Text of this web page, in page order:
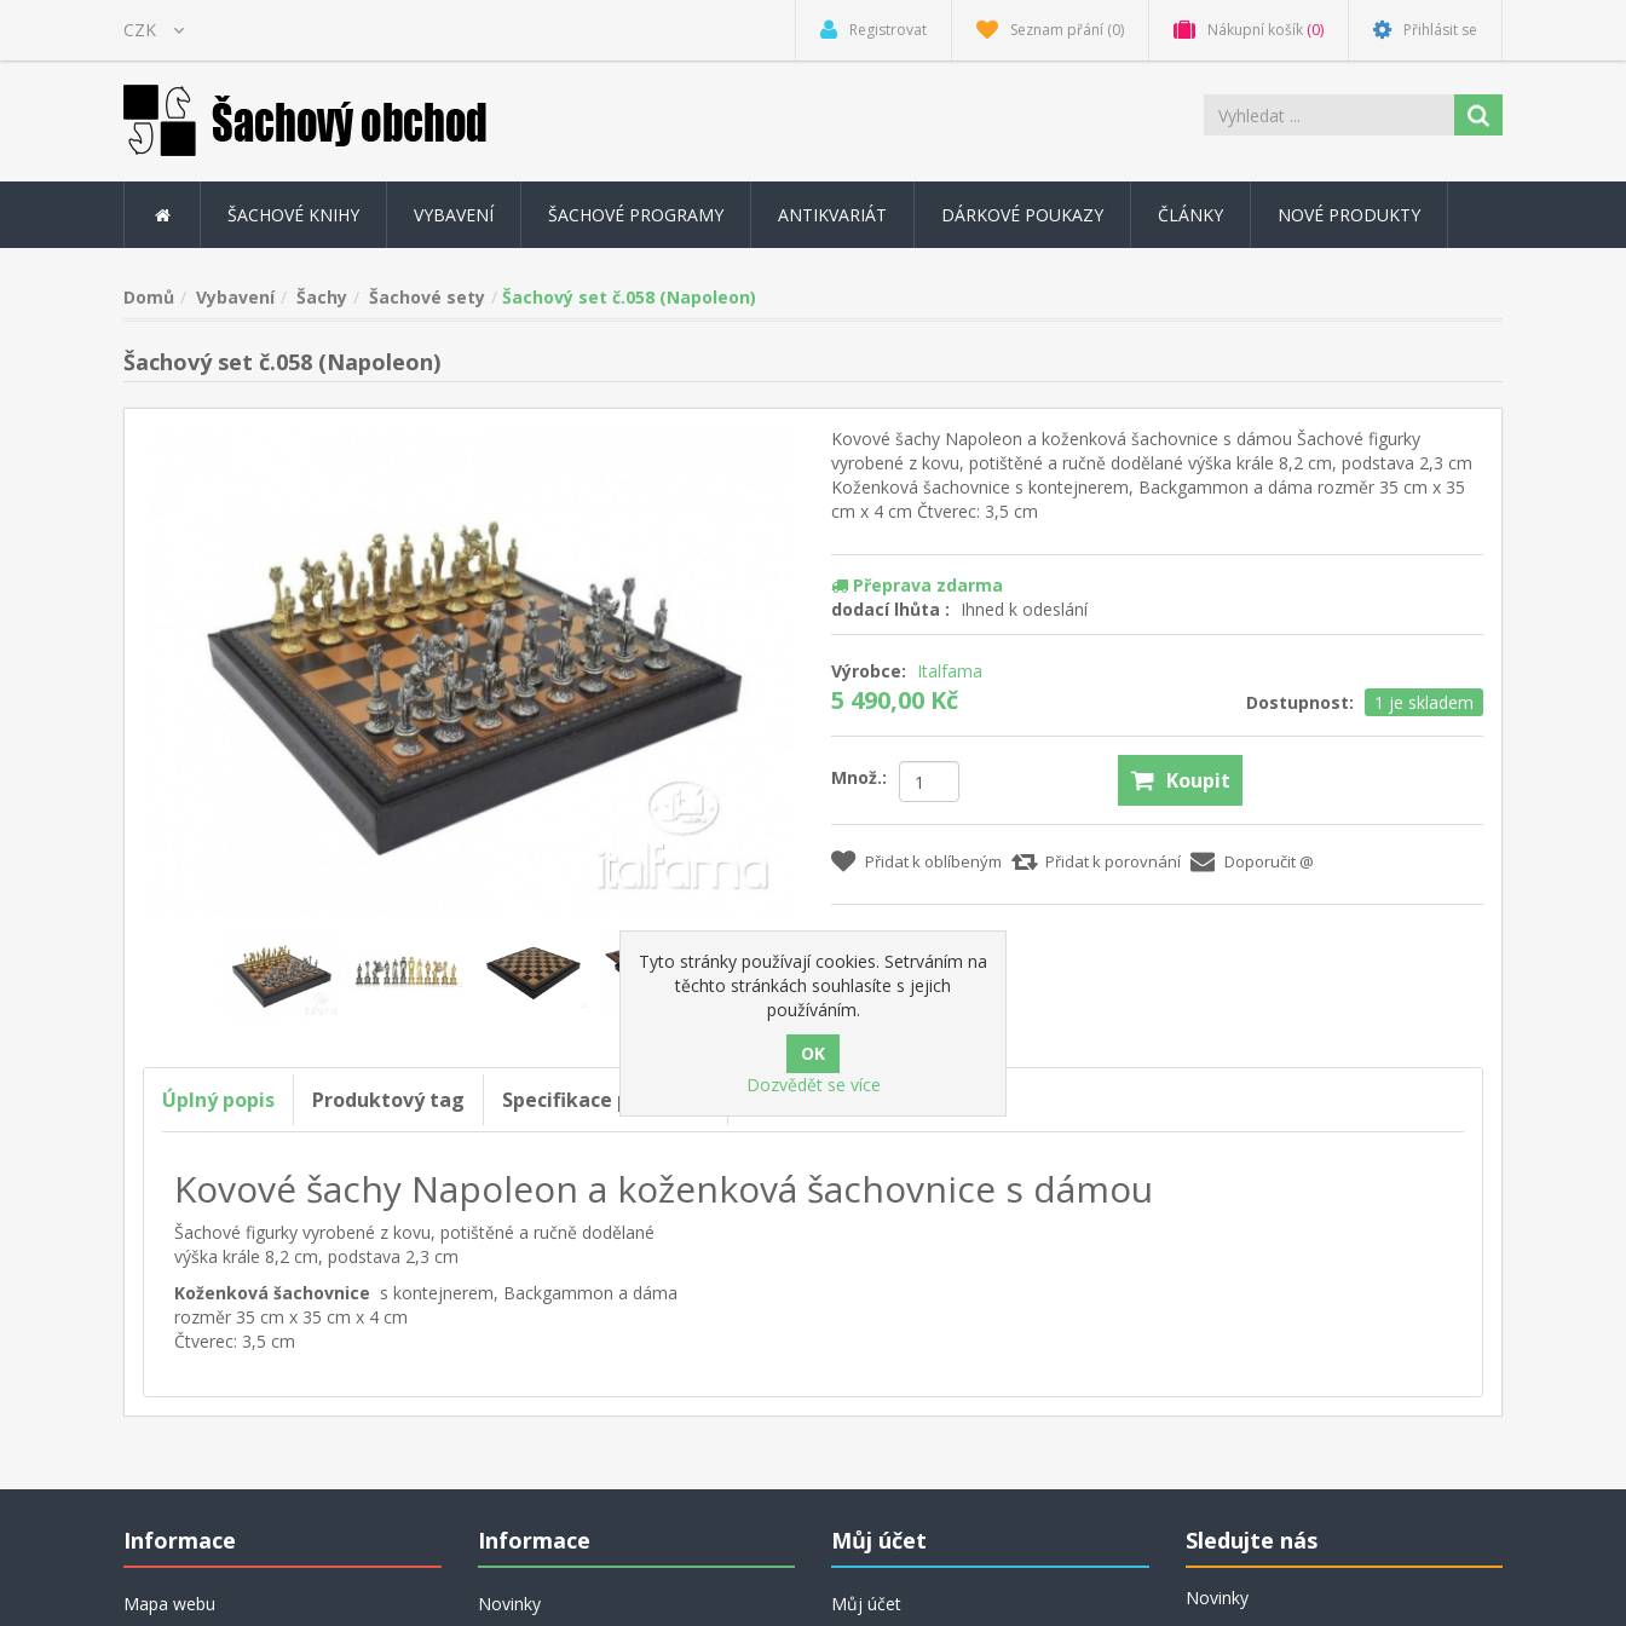
Registrovat Seznam přání (0) Nákupní košík (0) Přihlásit se
ŠACHOVÉ KNIHY VYBAVENÍ ŠACHOVÉ PROGRAMY ANTIKVARIÁT DÁRKOVÉ POUKAZY ČLÁNKY NOVÉ PRODUKTY
Domů Vybavení Šachy Šachové sety Šachový set č.058 (Napoleon)
Šachový set č.058 (Napoleon)
Kovové šachy Napoleon a koženková šachovnice s dámou Šachové figurky
vyrobené z kovu, potištěné a ručně dodělané výška krále 8,2 cm, podstava 2,3 cm
Koženková šachovnice s kontejnerem, Backgammon a dáma rozměr 35 cm x 35
cm x 4 cm Čtverec: 3,5 cm
Přeprava zdarma
dodací lhůta : Ihned k odeslání
Výrobce: Italfama
5 490,00 Kč Dostupnost: 1 je skladem
Množ.: Koupit
Přidat k oblíbeným Přidat k porovnání Doporučit @
Úplný popis Produktový tag Specifikace produktů
Kovové šachy Napoleon a koženková šachovnice s dámou
Šachové figurky vyrobené z kovu, potištěné a ručně dodělané
výška krále 8,2 cm, podstava 2,3 cm
Koženková šachovnice s kontejnerem, Backgammon a dáma
rozměr 35 cm x 35 cm x 4 cm
Čtverec: 3,5 cm
Informace
Mapa webu
Informace
Novinky
Můj účet
Můj účet
Sledujte nás
Novinky
Tyto stránky používají cookies. Setrváním na
těchto stránkách souhlasíte s jejich
používáním.
Dozvědět se více